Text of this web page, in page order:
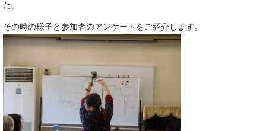
た。
その時の様子と参加者のアンケートをご紹介します。